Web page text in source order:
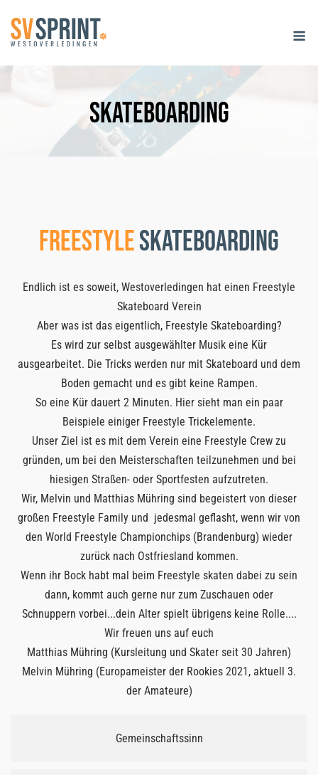
content
Skateboarding
FreestyleSkateboarding
Endlich ist es soweit, Westoverledingen hat einen Freestyle
Skateboard Verein
Aber was ist das eigentlich, Freestyle Skateboarding?
Es wird zur selbst ausgewählter Musik eine Kür
ausgearbeitet. Die Tricks werden nur mit Skateboard und dem
Boden gemacht und es gibt keine Rampen.
So eine Kür dauert 2 Minuten. Hier sieht man ein paar
Beispiele einiger Freestyle Trickelemente.
Unser Ziel ist es mit dem Verein eine Freestyle Crew zu
gründen, um bei den Meisterschaften teilzunehmen und bei
hiesigen Straßen- oder Sportfesten aufzutreten.
Wir, Melvin und Matthias Mühring sind begeistert von dieser
großen Freestyle Family und jedesmal geflasht, wenn wir von
den World Freestyle Championchips (Brandenburg) wieder
zurück nach Ostfriesland kommen.
Wenn ihr Bock habt mal beim Freestyle skaten dabei zu sein
dann, kommt auch gerne nur zum Zuschauen oder
Schnuppern vorbei...dein Alter spielt übrigens keine Rolle....
Wir freuen uns auf euch
Matthias Mühring (Kursleitung und Skater seit 30 Jahren)
Melvin Mühring (Europameister der Rookies 2021, aktuell 3.
der Amateure)
Gemeinschaftssinn